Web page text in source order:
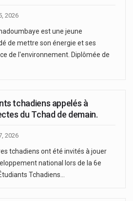
2026
est une jeune
de mettre son énergie et ses
de l'environnement. Diplômée de
tchadiens appelés à
du Tchad de demain.
2026
tchadiens ont été invités à jouer
national lors de la 6e
Tchadiens…